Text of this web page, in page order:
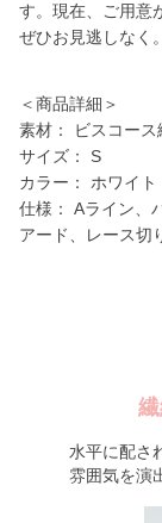
す。現在、ご用意
ぜひお見逃しなく。
＜商品詳細＞
素材： ビスコー
サイズ： S
カラー： ホワイト
仕様： Aライン、
アード、レース切
水平に配さ
雰囲気を演